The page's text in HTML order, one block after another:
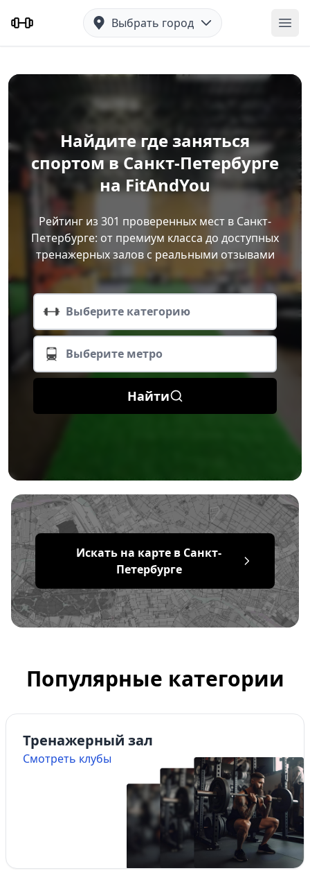
Выбрать город
Найдите где заняться
спортом в Санкт-Петербурге
на FitAndYou
Рейтинг из 301 проверенных мест в Санкт-
Петербурге: от премиум класса до доступных
тренажерных залов с реальными отзывами
Выберите категорию
Выберите метро
Найти
Искать на карте в Санкт-
Петербурге
Популярные категории
Тренажерный зал
Смотреть клубы